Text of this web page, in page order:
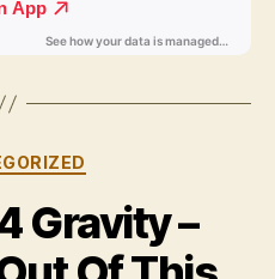
Kategorien
Gravity –